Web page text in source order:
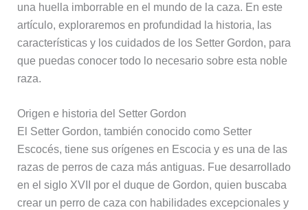
una huella imborrable en el mundo de la caza. En este
artículo, exploraremos en profundidad la historia, las
características y los cuidados de los Setter Gordon, para
que puedas conocer todo lo necesario sobre esta noble
raza.
Origen e historia del Setter Gordon
El Setter Gordon, también conocido como Setter
Escocés, tiene sus orígenes en Escocia y es una de las
razas de perros de caza más antiguas. Fue desarrollado
en el siglo XVII por el duque de Gordon, quien buscaba
crear un perro de caza con habilidades excepcionales y